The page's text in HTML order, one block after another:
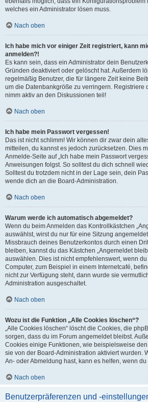
welches ein Administrator lösen muss.
Nach oben
Ich habe mich vor einiger Zeit registriert, kann
anmelden?!
Es kann sein, dass ein Administrator dein
Gründen deaktiviert oder gelöscht hat. Außerdem
regelmäßig Benutzer, die für längere Zeit keine
um die Datenbankgröße zu verringern. Registriere
nimm aktiv an den Diskussionen teil!
Nach oben
Ich habe mein Passwort vergessen!
Das ist nicht schlimm! Wir können dir zwar dein
mitteilen, du kannst es jedoch zurücksetzen. Dies
Anmelde-Seite auf „Ich habe mein Passwort
Anweisungen folgst. So solltest du dich schnell
Solltest du trotzdem nicht in der Lage sein, dein
wende dich an die Board-Administration.
Nach oben
Warum werde ich automatisch abgemeldet?
Wenn du beim Anmelden das Kontrollkästchen
auswählst, wirst du nur für eine Sitzung
Missbrauch deines Benutzerkontos durch einen
bleiben, kannst du das Kästchen „Angemeldet
auswählen. Dies ist nicht empfehlenswert, wenn
Computer, zum Beispiel in einem Internetcafé,
nicht zur Verfügung steht, dann wurde sie
Administration ausgeschaltet.
Nach oben
Wozu ist die Funktion „Alle Cookies löschen“?
„Alle Cookies löschen“ löscht die Cookies, die
sorgen, dass du im Forum angemeldet bleibst.
Cookies einige Funktionen, wie beispielsweise den
sie von der Board-Administration aktiviert wurden.
An- oder Abmeldung hast, kann es helfen, wenn
Nach oben
Benutzerpräferenzen und -